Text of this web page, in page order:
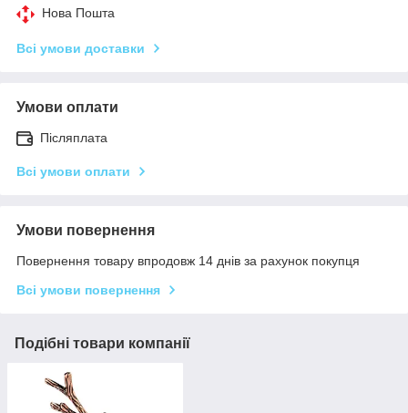
Нова Пошта
Всі умови доставки
Умови оплати
Післяплата
Всі умови оплати
Умови повернення
Повернення товару впродовж 14 днів за рахунок покупця
Всі умови повернення
Подібні товари компанії